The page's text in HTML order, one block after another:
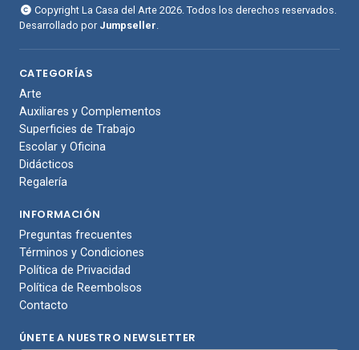
Copyright La Casa del Arte 2026. Todos los derechos reservados.
Desarrollado por Jumpseller
CATEGORÍAS
Arte
Auxiliares y Complementos
Superficies de Trabajo
Escolar y Oficina
Didácticos
Regalería
INFORMACIÓN
Preguntas frecuentes
Términos y Condiciones
Política de Privacidad
Política de Reembolsos
Contacto
ÚNETE A NUESTRO NEWSLETTER